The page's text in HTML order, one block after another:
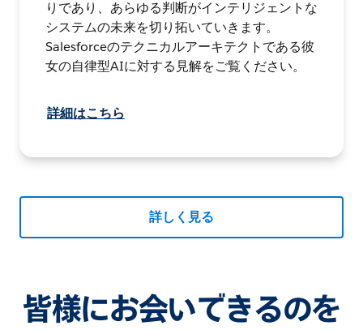
りであり、あらゆる判断がインテリジェントな
システムの未来を切り拓いていきます。
Salesforceのテクニカルアーキテクトである彼
女の自律型AIに対する見解をご覧ください。
詳細はこちら
詳しく見る
皆様にお会いできるのを